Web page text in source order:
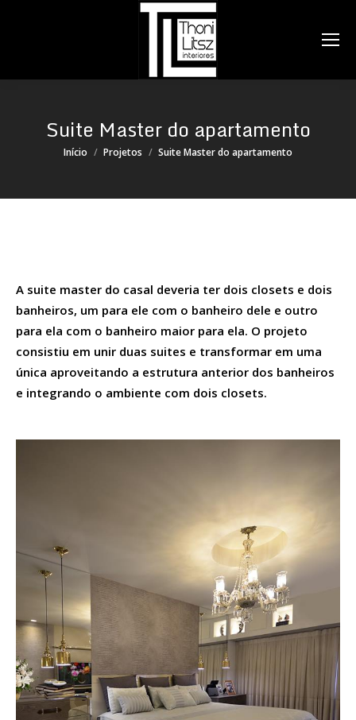
Suite Master do apartamento
Você está aqui:
Início Projetos Suite Master do apartamento
A suite master do casal deveria ter dois closets e dois
banheiros, um para ele com o banheiro dele e outro
para ela com o banheiro maior para ela. O projeto
consistiu em unir duas suites e transformar em uma
única aproveitando a estrutura anterior dos banheiros
e integrando o ambiente com dois closets.